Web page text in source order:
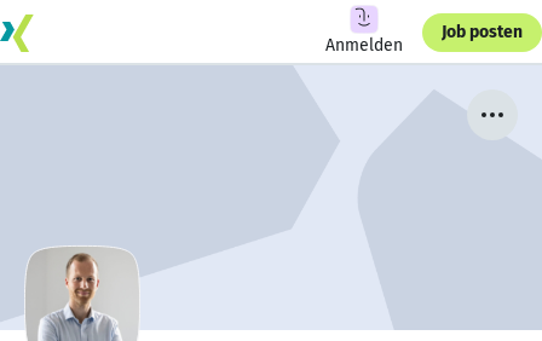
Anmelden
Job posten